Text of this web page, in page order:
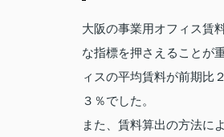
大阪の事業用オフィス賃
な指標を押さえることが
ィスの平均賃料が前期比
３％でした。
また、賃料算出の方法に